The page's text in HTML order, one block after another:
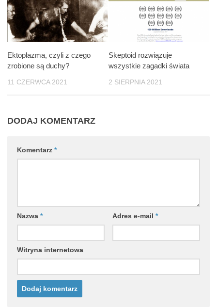
Ektoplazma, czyli z czego
zrobione są duchy?
11 CZERWCA 2021
Skeptoid rozwiązuje
wszystkie zagadki świata
2 SIERPNIA 2021
DODAJ KOMENTARZ
Komentarz *
Nazwa * Adres e-mail *
Witryna internetowa